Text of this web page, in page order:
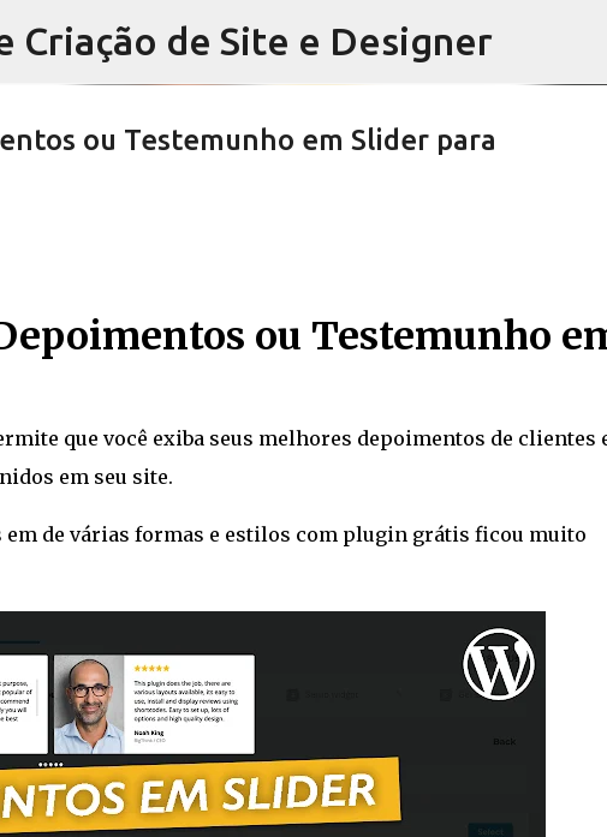
Pular para o conteúdo principal
Criação de Site e Designer
rápida de produto, botão de visualizar com
ou Testemunho em Slider para
ou Testemunho
que você exiba seus melhores depoimentos de clientes
em seu site.
de várias formas e estilos com plugin grátis ficou muito